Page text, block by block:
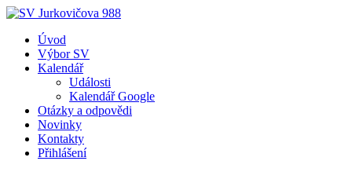
Úvod
Výbor SV
Kalendář
Události
Kalendář Google
Otázky a odpovědi
Novinky
Kontakty
Přihlášení